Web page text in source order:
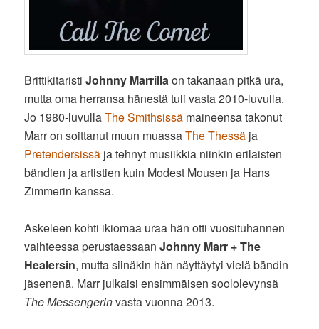
BrittikitaristiJohnny Marrilla on takanaan pitkä ura,
mutta oma herransa hänestä tuli vasta 2010-luvulla.
Jo 1980-luvullaThe Smithsissä maineensa takonut
Marr on soittanut muun muassaThe Thessä ja
Pretendersissä ja tehnyt musiikkia niinkin erilaisten
bändien ja artistien kuin Modest Mousen ja Hans
Zimmerin kanssa.
Askeleen kohti ikiomaa uraa hän otti vuosituhannen
vaihteessa perustaessaanJohnny Marr + The
Healersin, mutta siinäkin hän näyttäytyi vielä bändin
jäsenenä. Marr julkaisi ensimmäisen soololevynsä
The Messengerinvasta vuonna 2013.